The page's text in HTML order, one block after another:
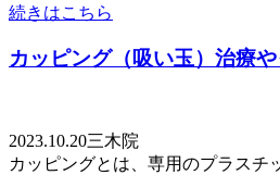
続きはこちら
カッピング（吸い玉）治療や
2023.10.20三木院
カッピングとは、専用のプラスチ